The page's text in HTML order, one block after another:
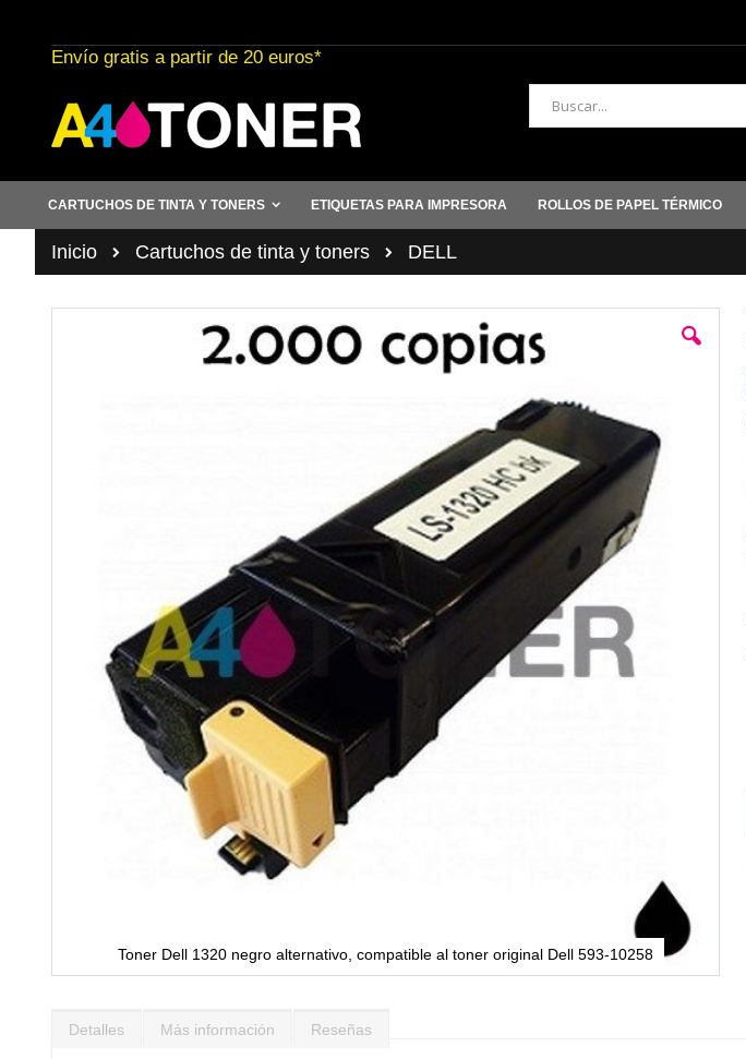
al
contenido
Envío gratis a partir de 20 euros*
Buscar
CARTUCHOS DE TINTA Y TONERS ETIQUETAS PARA IMPRESORA ROLLOS DE PAPEL TÉRMICO
Inicio Cartuchos de tinta y toners DELL
Toner Dell 1320 negro alternativo, compatible al toner original Dell 593-10258
comienzo
Detalles Más información Reseñas